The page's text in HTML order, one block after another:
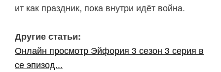
ит как праздник, пока внутри идёт война.
Другие статьи:
Онлайн просмотр Эйфория 3 сезон 3 серия в
се эпизод...